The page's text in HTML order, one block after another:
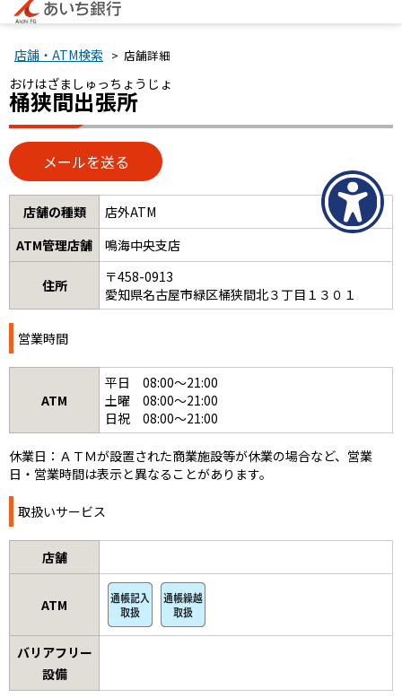
店舗・ATM検索 > 店舗詳細
おけはざましゅっちょうじょ
桶狭間出張所
店舗の種類
店外ATM
ATM管理店舗
鳴海中央支店
住所
〒458-0913
愛知県名古屋市緑区桶狭間北３丁目１３０１
営業時間
ATM
平日 08:00～21:00
土曜 08:00～21:00
日祝 08:00～21:00
休業日：ＡＴＭが設置された商業施設等が休業の場合など、営業
日・営業時間は表示と異なることがあります。
取扱いサービス
店舗
ATM
バリアフリー
設備